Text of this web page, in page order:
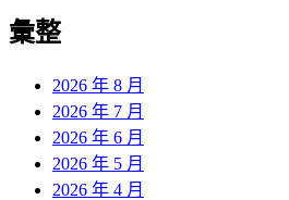
彙整
2026 年 8 月
2026 年 7 月
2026 年 6 月
2026 年 5 月
2026 年 4 月